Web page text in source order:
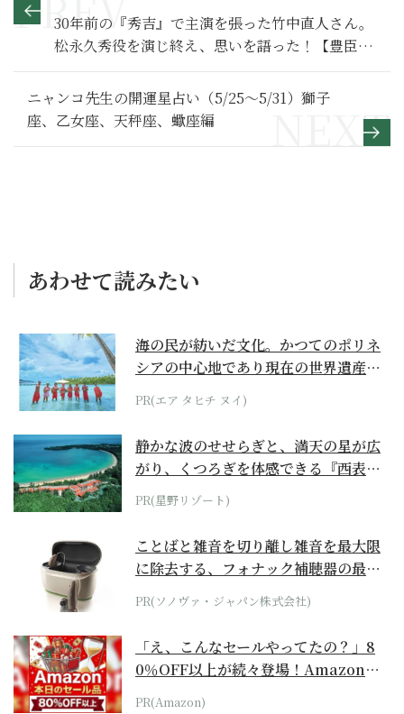
30年前の『秀吉』で主演を張った竹中直人さん。
松永久秀役を演じ終え、思いを語った！【豊臣兄
弟！ 満喫リポート】竹中直人編
ニャンコ先生の開運星占い（5/25～5/31）獅子
座、乙女座、天秤座、蠍座編
あわせて読みたい
海の民が紡いだ文化。かつてのポリネ
シアの中心地であり現在の世界遺産か
らみえてくる...
PR(エア タヒチ ヌイ)
静かな波のせせらぎと、満天の星が広
がり、くつろぎを体感できる『西表島
ホテル by...
PR(星野リゾート)
ことばと雑音を切り離し雑音を最大限
に除去する、フォナック補聴器の最上
位モデル
PR(ソノヴァ・ジャパン株式会社)
「え、こんなセールやってたの？」8
0％OFF以上が続々登場！Amazonの
本気が...
PR(Amazon)